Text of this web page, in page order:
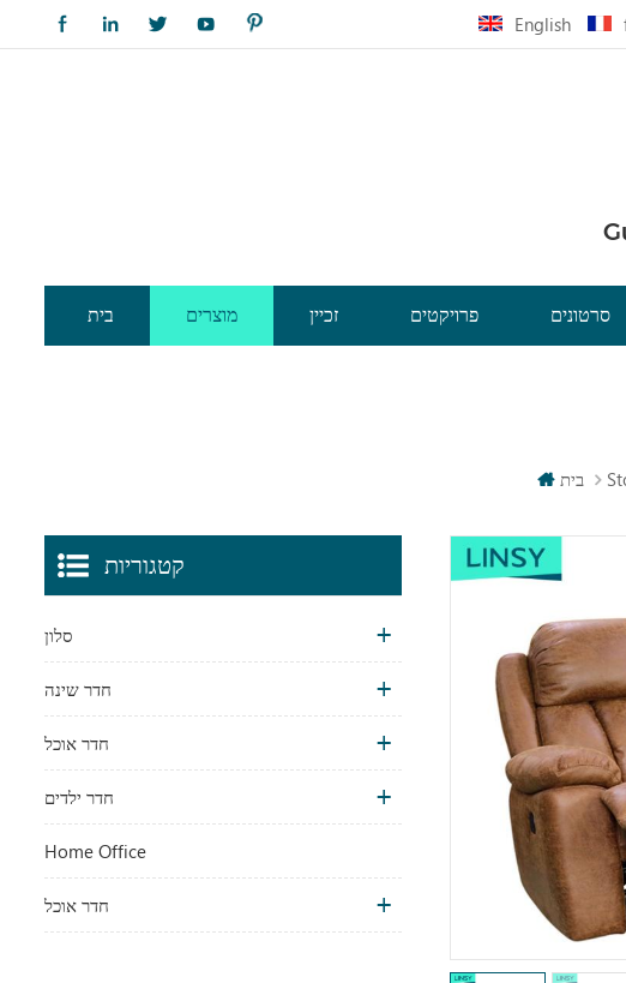
English
בית מוצרים זכיין פרויקטים סרטונים
בית
קטגוריות
סלון
חדר שינה
חדר אוכל
חדר ילדים
Home Office
חדר אוכל